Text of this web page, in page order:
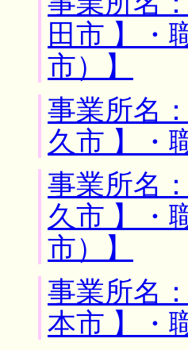
田市 】・
市）】
事業所名
久市 】・
事業所名
久市 】・
市）】
事業所名
本市 】・